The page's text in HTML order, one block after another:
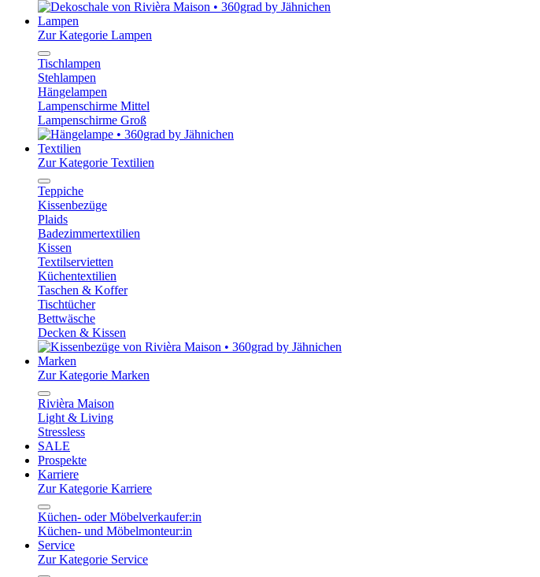
Lampen
Zur Kategorie Lampen
Tischlampen
Stehlampen
Hängelampen
Lampenschirme Mittel
Lampenschirme Groß
Textilien
Zur Kategorie Textilien
Teppiche
Kissenbezüge
Plaids
Badezimmertextilien
Kissen
Textilservietten
Küchentextilien
Taschen & Koffer
Tischtücher
Bettwäsche
Decken & Kissen
Marken
Zur Kategorie Marken
Rivièra Maison
Light & Living
Stressless
SALE
Prospekte
Karriere
Zur Kategorie Karriere
Küchen- oder Möbelverkaufer:in
Küchen- und Möbelmonteur:in
Service
Zur Kategorie Service